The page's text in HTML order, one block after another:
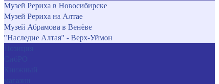
Музей Рериха в Новосибирске
Музей Рериха на Алтае
Музей Абрамова в Венёве
"Наследие Алтая" - Верх-Уймон